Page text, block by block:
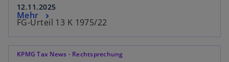
12.11.2025
FG-Urteil 13 K 1975/22
Mehr
KPMG Tax News - Rechtsprechung